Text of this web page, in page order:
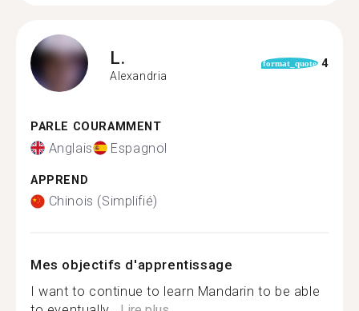
L.
Alexandria
format_quote 4
PARLE COURAMMENT
Anglais Espagnol
APPREND
Chinois (Simplifié)
Mes objectifs d'apprentissage
I want to continue to learn Mandarin to be able